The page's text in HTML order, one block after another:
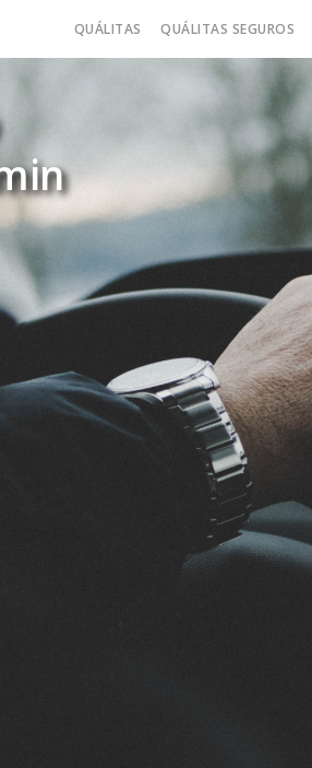
QUÁLITAS QUÁLITAS SEGUROS